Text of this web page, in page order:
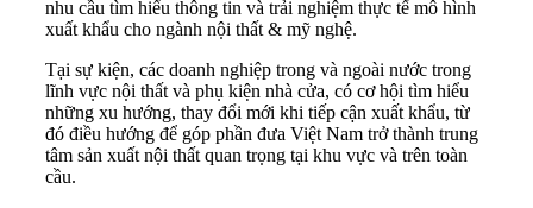
nhu cầu tìm hiểu thông tin và trải nghiệm thực tế mô hình
xuất khẩu cho ngành nội thất & mỹ nghệ.
Tại sự kiện, các doanh nghiệp trong và ngoài nước trong
lĩnh vực nội thất và phụ kiện nhà cửa, có cơ hội tìm hiểu
những xu hướng, thay đổi mới khi tiếp cận xuất khẩu, từ
đó điều hướng để góp phần đưa Việt Nam trở thành trung
tâm sản xuất nội thất quan trọng tại khu vực và trên toàn
cầu.